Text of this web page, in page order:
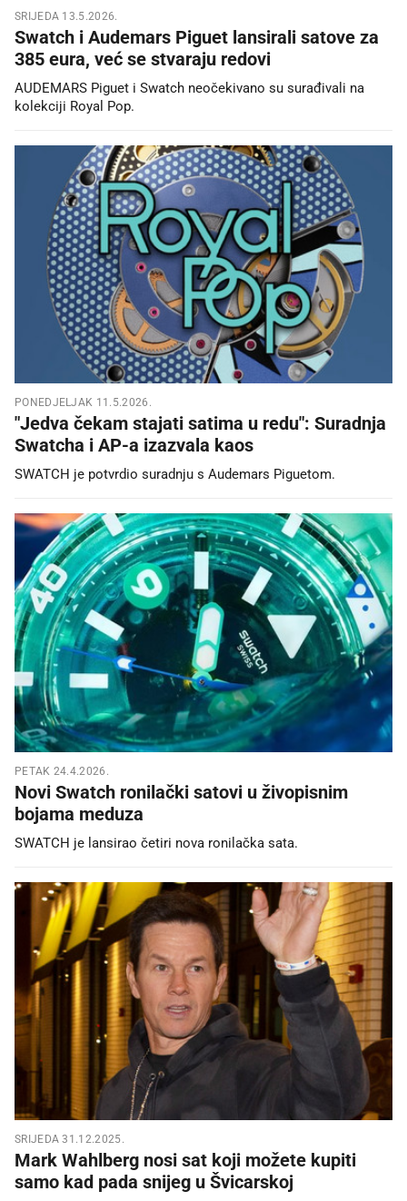
SRIJEDA 13.5.2026.
Swatch i Audemars Piguet lansirali satove za
385 eura, već se stvaraju redovi
AUDEMARS Piguet i Swatch neočekivano su surađivali na
kolekciji Royal Pop.
PONEDJELJAK 11.5.2026.
"Jedva čekam stajati satima u redu": Suradnja
Swatcha i AP-a izazvala kaos
SWATCH je potvrdio suradnju s Audemars Piguetom.
PETAK 24.4.2026.
Novi Swatch ronilački satovi u živopisnim
bojama meduza
SWATCH je lansirao četiri nova ronilačka sata.
SRIJEDA 31.12.2025.
Mark Wahlberg nosi sat koji možete kupiti
samo kad pada snijeg u Švicarskoj